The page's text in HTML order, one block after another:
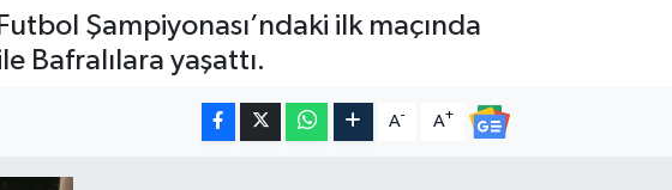
Şampiyonası’ndaki ilk maçında
Bafralılara yaşattı.
A- A+